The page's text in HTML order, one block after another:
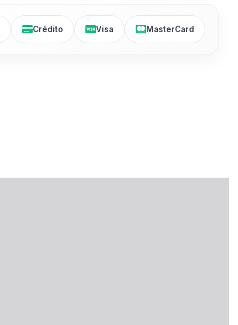
Crédito Visa MasterCard